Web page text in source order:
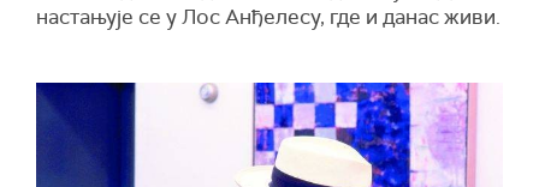
настањује се у Лос Анђелесу, где и данас живи.